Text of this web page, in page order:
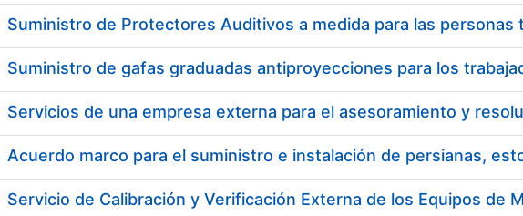
Acuerdo marco para el suministro e instalación de persianas,